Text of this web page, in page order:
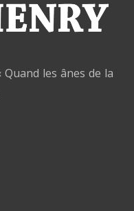
les ânes de la